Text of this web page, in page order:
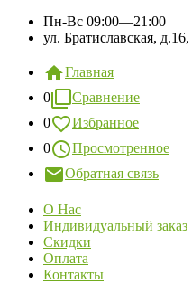
Пн-Вс 09:00—21:00
ул. Братиславская, д.16,
Главная
0
Сравнение
0
Избранное
0
Просмотренное
Обратная связь
О Нас
Индивидуальный заказ
Скидки
Оплата
Контакты